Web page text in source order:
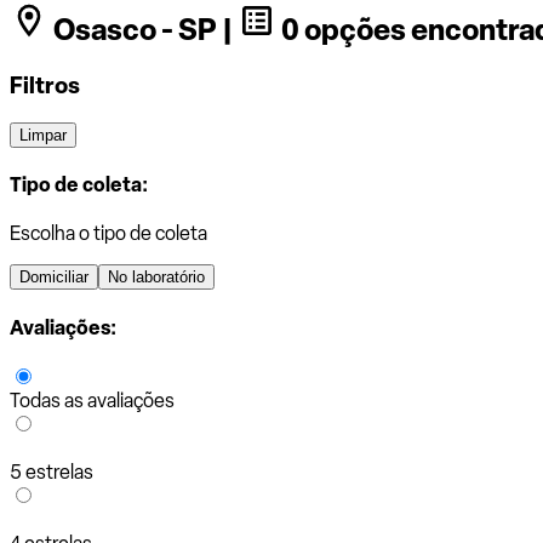
Osasco - SP | 0 opções
Filtros
Limpar
Tipo de coleta:
Escolha o tipo de coleta
Domiciliar No laboratório
Avaliações:
Todas as avaliações
5 estrelas